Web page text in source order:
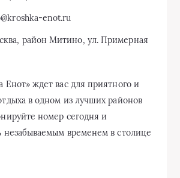
enot.ru
район Митино, ул. Примерная
Енот» ждет вас для приятного и
в одном из лучших районов
номер сегодня и
незабываемым временем в столице